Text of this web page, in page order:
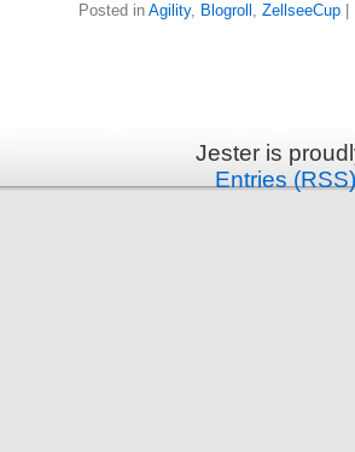
Posted in Agility, Blogroll , ZellseeCup
Jester is
Entries (RSS)